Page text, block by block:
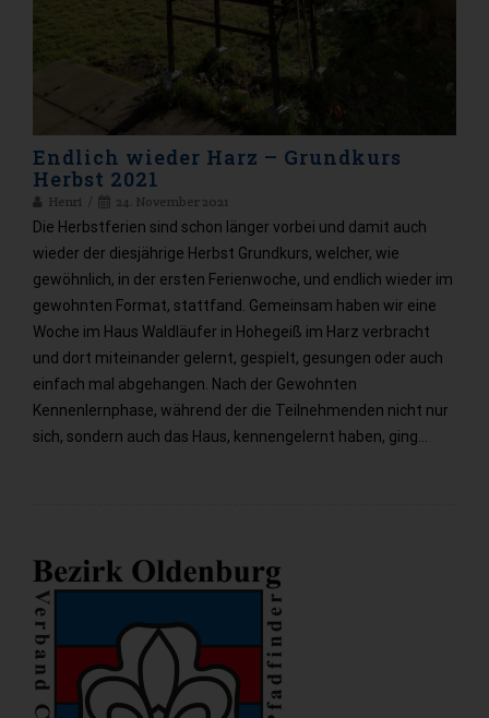
Endlich wieder Harz – Grundkurs
Herbst 2021
Henri 24. November 2021
Die Herbstferien sind schon länger vorbei und damit auch
wieder der diesjährige Herbst Grundkurs, welcher, wie
gewöhnlich, in der ersten Ferienwoche, und endlich wieder im
gewohnten Format, stattfand. Gemeinsam haben wir eine
Woche im Haus Waldläufer in Hohegeiß im Harz verbracht
und dort miteinander gelernt, gespielt, gesungen oder auch
einfach mal abgehangen. Nach der Gewohnten
Kennenlernphase, während der die Teilnehmenden nicht nur
sich, sondern auch das Haus, kennengelernt haben, ging…